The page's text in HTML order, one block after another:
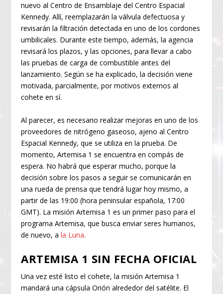
nuevo al Centro de Ensamblaje del Centro Espacial
Kennedy. Allí, reemplazarán la válvula defectuosa y
revisarán la filtración detectada en uno de los cordones
umbilicales. Durante este tiempo, además, la agencia
revisará los plazos, y las opciones, para llevar a cabo
las pruebas de carga de combustible antes del
lanzamiento. Según se ha explicado, la decisión viene
motivada, parcialmente, por motivos externos al
cohete en sí.
Al parecer, es necesario realizar mejoras en uno de los
proveedores de nitrógeno gaseoso, ajeno al Centro
Espacial Kennedy, que se utiliza en la prueba. De
momento, Artemisa 1 se encuentra en compás de
espera. No habrá que esperar mucho, porque la
decisión sobre los pasos a seguir se comunicarán en
una rueda de prensa que tendrá lugar hoy mismo, a
partir de las 19:00 (hora peninsular española, 17:00
GMT). La misión Artemisa 1 es un primer paso para el
programa Artemisa, que busca enviar seres humanos,
de nuevo, ala Luna.
ARTEMISA 1 SIN FECHA OFICIAL
Una vez esté listo el cohete, la misión Artemisa 1
mandará una cápsula Orión alrededor del satélite. El